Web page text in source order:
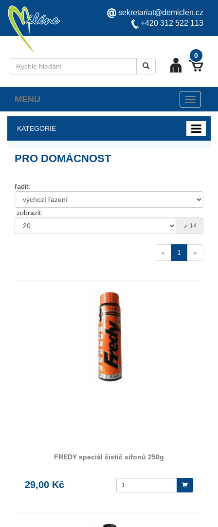
sekretariat@demiclen.cz
+420 312 522 113
0
Toggle
MENU
KATEGORIE
PRO DOMÁCNOST
řadit:
zobrazit:
z 14
« 1 »
FREDY speciál čistič sifonů 250g
29,00 Kč